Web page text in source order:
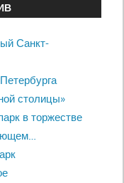
Санкт-
столицы»
в торжестве